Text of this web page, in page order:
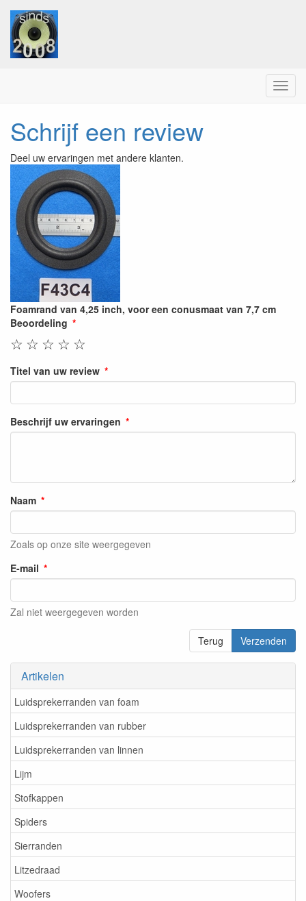
Menu
Artikelen
Luidsprekerranden van foam
Luidsprekerranden van rubber
Luidsprekerranden van linnen
Lijm
Stofkappen
Spiders
Sierranden
Litzedraad
Woofers
Schrijf een review
Deel uw ervaringen met andere klanten.
Foamrand van 4,25 inch, voor een conusmaat van 7,7 cm
Beoordeling
☆
☆
☆
☆
☆
Titel van uw review
Beschrijf uw ervaringen
Naam
Zoals op onze site weergegeven
E-mail
Zal niet weergegeven worden
Terug Verzenden